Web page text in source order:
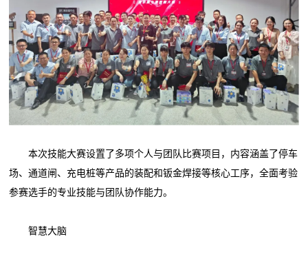
本次技能大赛设置了多项个人与团队比赛项目，内容涵盖了停车
场、通道闸、充电桩等产品的装配和钣金焊接等核心工序，全面考验
参赛选手的专业技能与团队协作能力。
智慧大脑